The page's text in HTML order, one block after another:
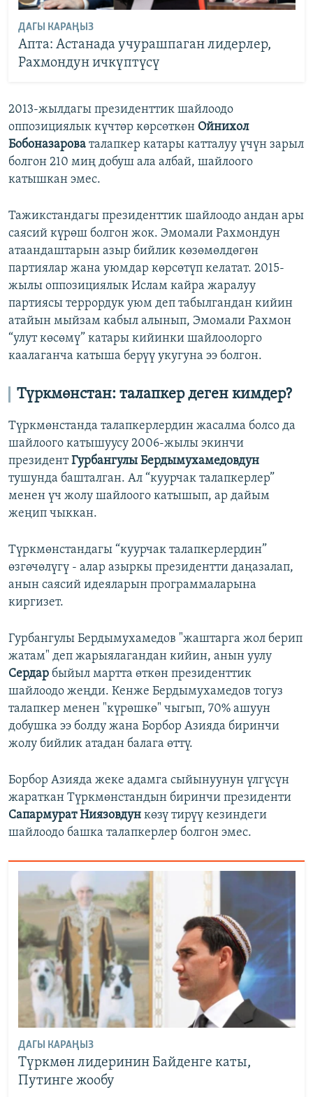
ДАГЫ КАРАҢЫЗ
Апта: Астанада учурашпаган лидерлер,
Рахмондун ичкүптүсү
2013-жылдагы президенттик шайлоодо
оппозициялык күчтөр көрсөткөн Ойнихол
Бобоназарова талапкер катары катталуу үчүн зарыл
болгон 210 миң добуш ала албай, шайлоого
катышкан эмес.
Тажикстандагы президенттик шайлоодо андан ары
саясий күрөш болгон жок. Эмомали Рахмондун
атаандаштарын азыр бийлик көзөмөлдөгөн
партиялар жана уюмдар көрсөтүп келатат. 2015-
жылы оппозициялык Ислам кайра жаралуу
партиясы террордук уюм деп табылгандан кийин
атайын мыйзам кабыл алынып, Эмомали Рахмон
“улут көсөмү” катары кийинки шайлоолорго
каалаганча катыша берүү укугуна ээ болгон.
Түркмөнстан: талапкер деген кимдер?
Түркмөнстанда талапкерлердин жасалма болсо да
шайлоого катышуусу 2006-жылы экинчи
президентГурбангулы Бердымухамедовдун
тушунда башталган. Ал “куурчак талапкерлер”
менен үч жолу шайлоого катышып, ар дайым
жеңип чыккан.
Түркмөнстандагы “куурчак талапкерлердин”
өзгөчөлүгү - алар азыркы президентти даңазалап,
анын саясий идеяларын программаларына
киргизет.
Гурбангулы Бердымухамедов "жаштарга жол берип
жатам" деп жарыялагандан кийин, анын уулу
Сердар быйыл мартта өткөн президенттик
шайлоодо жеңди. Кенже Бердымухамедов тогуз
талапкер менен "күрөшкө" чыгып, 70% ашуун
добушка ээ болду жана Борбор Азияда биринчи
жолу бийлик атадан балага өттү.
Борбор Азияда жеке адамга сыйынуунун үлгүсүн
жараткан Түркмөнстандын биринчи президенти
Сапармурат Ниязовдун көзү тирүү кезиндеги
шайлоодо башка талапкерлер болгон эмес.
ДАГЫ КАРАҢЫЗ
Түркмөн лидеринин Байденге каты,
Путинге жообу